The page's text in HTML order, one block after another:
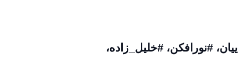
#نورافکن، #خلیل_زاده،